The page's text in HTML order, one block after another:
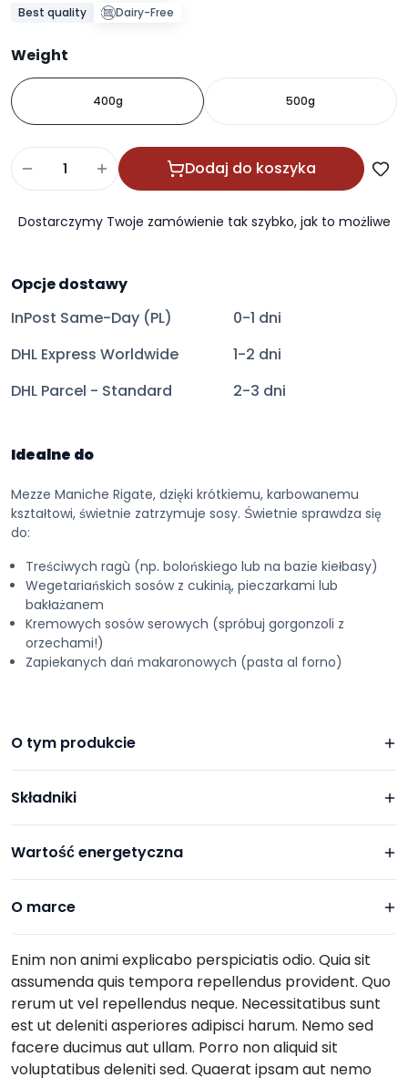
Best quality Dairy-Free
Weight
400g 500g
Dodaj do koszyka
Dostarczymy Twoje zamówienie tak szybko, jak to możliwe
Opcje dostawy
InPost Same-Day (PL)
0-1 dni
DHL Express Worldwide
1-2 dni
DHL Parcel - Standard
2-3 dni
Idealne do
Mezze Maniche Rigate, dzięki krótkiemu, karbowanemu
kształtowi, świetnie zatrzymuje sosy. Świetnie sprawdza się
do:
Treściwych ragù (np. bolońskiego lub na bazie kiełbasy)
Wegetariańskich sosów z cukinią, pieczarkami lub
bakłażanem
Kremowych sosów serowych (spróbuj gorgonzoli z
orzechami!)
Zapiekanych dań makaronowych (pasta al forno)
O tym produkcie
Składniki
Wartość energetyczna
O marce
Enim non animi explicabo perspiciatis odio. Quia sit
assumenda quis tempora repellendus provident. Quo
rerum ut vel repellendus neque. Necessitatibus sunt
est ut deleniti asperiores adipisci harum. Nemo sed
facere ducimus aut ullam. Porro non aliquid sit
voluptatibus deleniti sed. Quaerat ipsam aut nemo